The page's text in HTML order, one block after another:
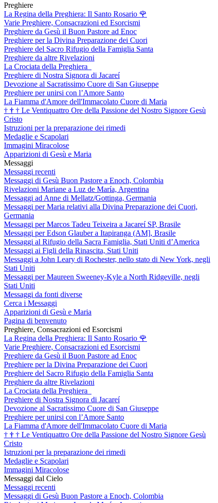
Preghiere
La Regina della Preghiera: Il Santo Rosario 🌹
Varie Preghiere, Consacrazioni ed Esorcismi
Preghiere da Gesù il Buon Pastore ad Enoc
Preghiere per la Divina Preparazione dei Cuori
Preghiere del Sacro Rifugio della Famiglia Santa
Preghiere da altre Rivelazioni
La Crociata della Preghiera
Preghiere di Nostra Signora di Jacareí
Devozione al Sacratissimo Cuore di San Giuseppe
Preghiere per unirsi con l’Amore Santo
La Fiamma d'Amore dell'Immacolato Cuore di Maria
† † † Le Ventiquattro Ore della Passione del Nostro Signore Gesù
Cristo
Istruzioni per la preparazione dei rimedi
Medaglie e Scapolari
Immagini Miracolose
Apparizioni di Gesù e Maria
Messaggi
Messaggi recenti
Messaggi di Gesù Buon Pastore a Enoch, Colombia
Rivelazioni Mariane a Luz de María, Argentina
Messaggi ad Anne di Mellatz/Gottinga, Germania
Messaggi per Maria relativi alla Divina Preparazione dei Cuori,
Germania
Messaggi per Marcos Tadeu Teixeira a Jacareí SP, Brasile
Messaggi per Edson Glauber a Itapiranga (AM], Brasile
Messaggi al Rifugio della Sacra Famiglia, Stati Uniti d’America
Messaggi ai Figli della Rinascita, Stati Uniti
Messaggi a John Leary di Rochester, nello stato di New York, negli
Stati Uniti
Messaggi per Maureen Sweeney-Kyle a North Ridgeville, negli
Stati Uniti
Messaggi da fonti diverse
Cerca i Messaggi
Apparizioni di Gesù e Maria
Pagina di benvenuto
Preghiere, Consacrazioni ed Esorcismi
La Regina della Preghiera: Il Santo Rosario 🌹
Varie Preghiere, Consacrazioni ed Esorcismi
Preghiere da Gesù il Buon Pastore ad Enoc
Preghiere per la Divina Preparazione dei Cuori
Preghiere del Sacro Rifugio della Famiglia Santa
Preghiere da altre Rivelazioni
La Crociata della Preghiera
Preghiere di Nostra Signora di Jacareí
Devozione al Sacratissimo Cuore di San Giuseppe
Preghiere per unirsi con l’Amore Santo
La Fiamma d'Amore dell'Immacolato Cuore di Maria
† † † Le Ventiquattro Ore della Passione del Nostro Signore Gesù
Cristo
Istruzioni per la preparazione dei rimedi
Medaglie e Scapolari
Immagini Miracolose
Messaggi dal Cielo
Messaggi recenti
Messaggi di Gesù Buon Pastore a Enoch, Colombia